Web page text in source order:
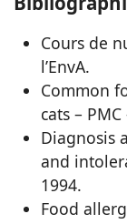
Cours de
l’EnvA.
Common
cats –
Diagnosis
and
1994.
Food